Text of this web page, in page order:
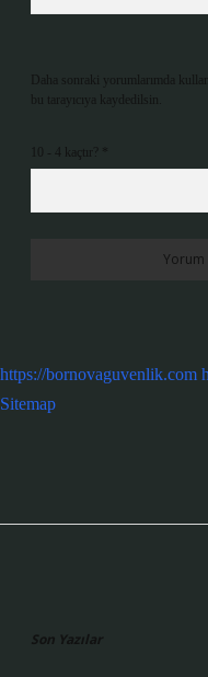
Daha sonraki yorumlarımda
bu tarayıcıya kaydedilsin.
10 - 4 kaçtır?
https://bornovaguvenlik.com
Sitemap
Son Yazılar